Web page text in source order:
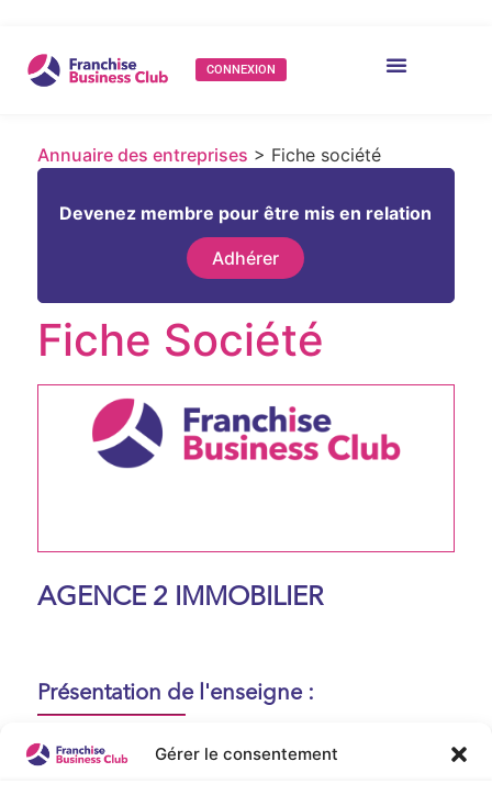
Gérer le consentement
CONNEXION
Annuaire des entreprises > Fiche société
Devenez membre pour être mis en relation
Adhérer
Fiche Société
AGENCE 2 IMMOBILIER
Présentation de l'enseigne :
Aucune présentation n'est disponible
actuellement !